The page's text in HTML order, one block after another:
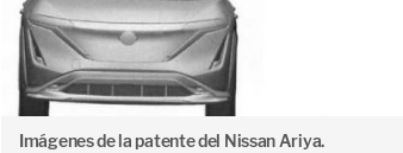
Imágenes de la patente del Nissan Ariya.